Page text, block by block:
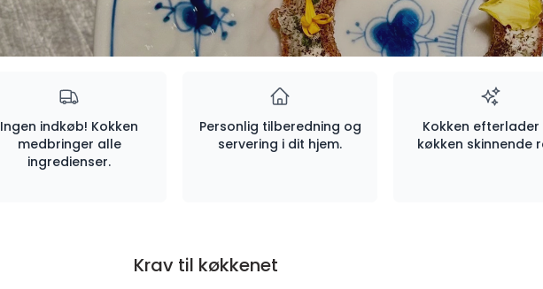
Ingen indkøb! Kokken
medbringer alle
ingredienser.
Personlig tilberedning og
servering i dit hjem.
Kokken efterlader
køkken skinnende
Krav til køkkenet